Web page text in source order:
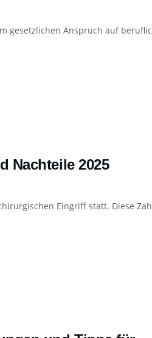
gesetzlichen Anspruch auf
Nachteile 2025
Eingriff statt. Diese